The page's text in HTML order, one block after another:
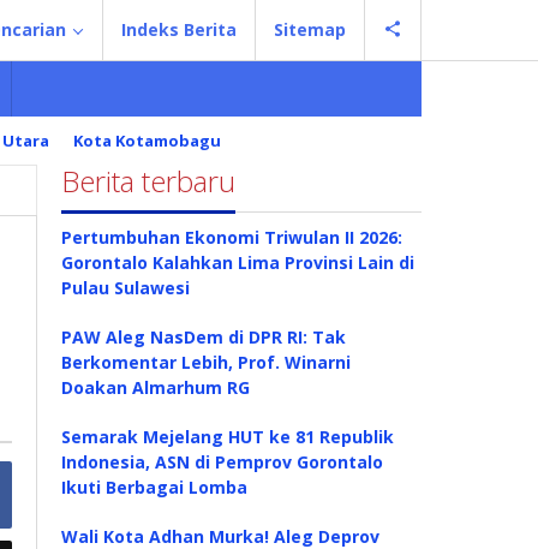
Indeks Berita Sitemap
Kota Kotamobagu
Berita terbaru
Pertumbuhan Ekonomi Triwulan II 2026:
Gorontalo Kalahkan Lima Provinsi Lain di
Pulau Sulawesi
PAW Aleg NasDem di DPR RI: Tak
Berkomentar Lebih, Prof. Winarni
Doakan Almarhum RG
Semarak Mejelang HUT ke 81 Republik
Indonesia, ASN di Pemprov Gorontalo
Ikuti Berbagai Lomba
Wali Kota Adhan Murka! Aleg Deprov